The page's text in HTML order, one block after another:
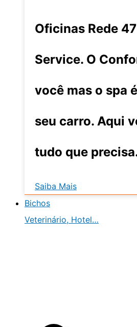
Oficinas Rede
Service. O
você mas o spa
seu carro. Aqui
tudo que
Saiba Mais
Bichos
Veterinário, Hotel…